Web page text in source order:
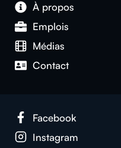
À propos
Emplois
Médias
Contact
Facebook
Instagram